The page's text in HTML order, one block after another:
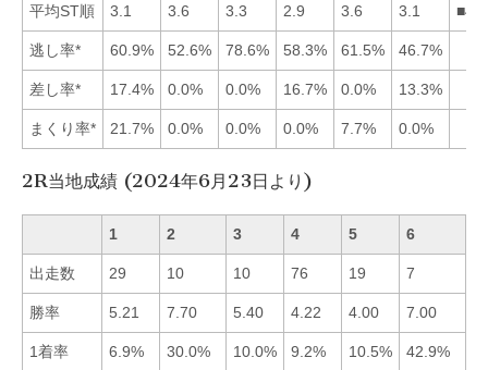
平均ST順 3.1 3.6 3.3 2.9 3.6 3.1
逃し率* 60.9% 52.6% 78.6% 58.3% 61.5% 46.7%
差し率* 17.4% 0.0% 0.0% 16.7% 0.0% 13.3%
まくり率* 21.7% 0.0% 0.0% 0.0% 7.7% 0.0%
2R当地成績 (2024年6月23日より)
1 2 3 4 5 6
出走数 29 10 10 76 19 7
勝率 5.21 7.70 5.40 4.22 4.00 7.00
1着率 6.9% 30.0% 10.0% 9.2% 10.5% 42.9%